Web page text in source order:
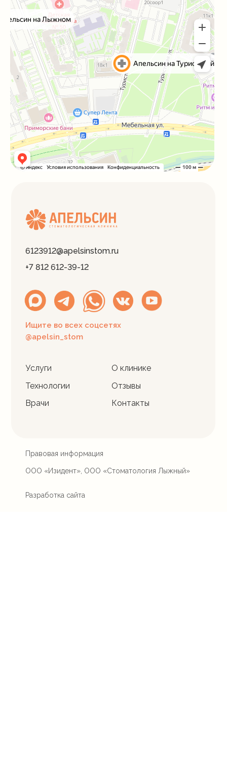
+7 812 612-39-12
6123912@apelsinstom.ru
Правовая информация
Разработка сайта
ООО «Изидент», ООО «Стоматология Лыжный»
О клинике
Отзывы
Контакты
Услуги
Технологии
Врачи
Ищите во всех соцсетях
@apelsin_stom